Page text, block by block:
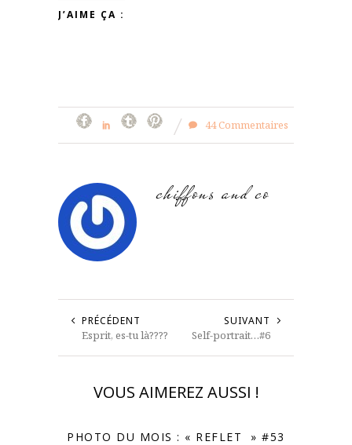
J’AIME ÇA :
44 Commentaires
chiffons and co
PRÉCÉDENT
Esprit, es-tu là????
SUIVANT
Self-portrait…#6
VOUS AIMEREZ AUSSI !
PHOTO DU MOIS : « REFLET » #53